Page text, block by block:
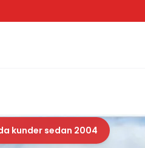
kunder sedan 2004